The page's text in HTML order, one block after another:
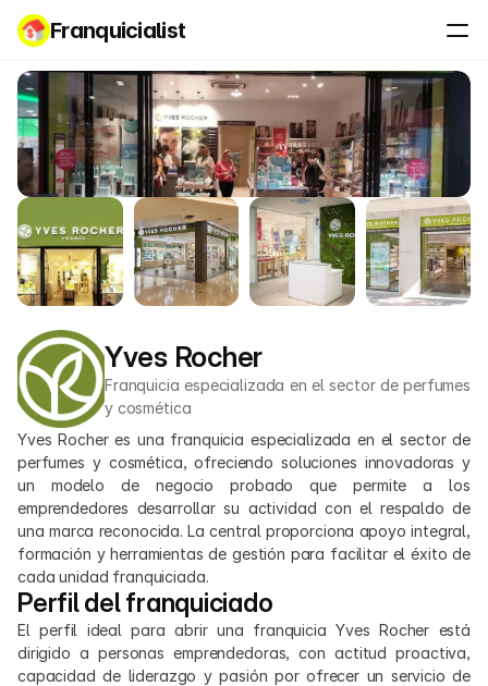
Franquicialist
Yves Rocher
Franquicia especializada en el sector de perfumes
y cosmética
Yves Rocher es una franquicia especializada en el sector de
perfumes y cosmética, ofreciendo soluciones innovadoras y
un modelo de negocio probado que permite a los
emprendedores desarrollar su actividad con el respaldo de
una marca reconocida. La central proporciona apoyo integral,
formación y herramientas de gestión para facilitar el éxito de
cada unidad franquiciada.
Perfil del franquiciado
El perfil ideal para abrir una franquicia Yves Rocher está
dirigido a personas emprendedoras, con actitud proactiva,
capacidad de liderazgo y pasión por ofrecer un servicio de